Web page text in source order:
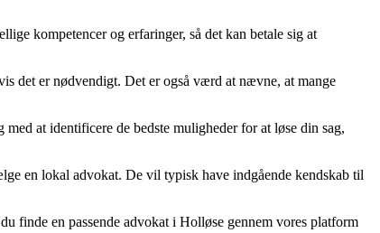
kompetencer og erfaringer, så det kan betale sig at
det er nødvendigt. Det er også værd at nævne, at mange
at identificere de bedste muligheder for at løse din sag,
en lokal advokat. De vil typisk have indgående kendskab til
finde en passende advokat i Holløse gennem vores platform